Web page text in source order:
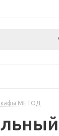
МЕТОД